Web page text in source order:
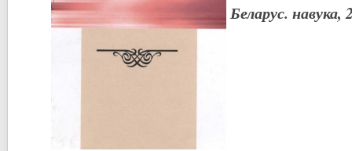
Беларус. навука,